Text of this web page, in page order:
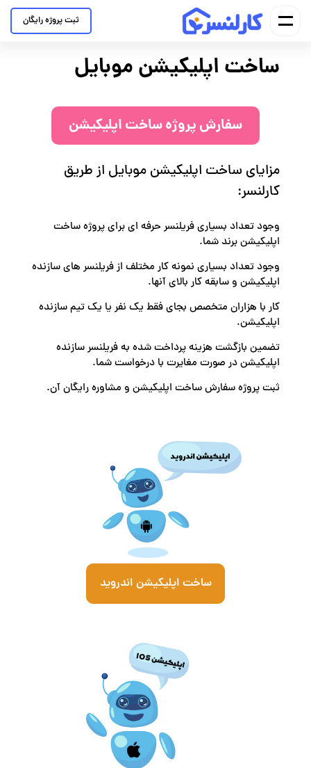
ثبت پروژه رایگان
ساخت اپلیکیشن موبایل
سفارش پروژه ساخت اپلیکیشن
مزایای ساخت اپلیکیشن موبایل از طریق
کارلنسر:
وجود تعداد بسیاری فریلنسر حرفه ای برای پروژه ساخت
اپلیکیشن برند شما.
وجود تعداد بسیاری نمونه کار مختلف از فریلنسر های سازنده
اپلیکیشن و سابقه کار بالای آنها.
کار با هزاران متخصص بجای فقط یک نفر یا یک تیم سازنده
اپلیکیشن.
تضمین بازگشت هزینه پرداخت شده به فریلنسر سازنده
اپلیکیشن در صورت مغایرت با درخواست شما.
ثبت پروژه سفارش ساخت اپلیکیشن و مشاوره رایگان آن.
ساخت اپلیکیشن اندروید